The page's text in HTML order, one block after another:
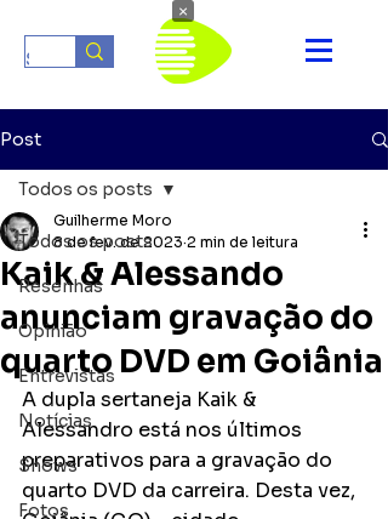
Post
Todos os posts
Resenhas
Opinião
Entrevistas
Notícias
Shows
Fotos
Todos os posts
Kaik & Alessando
anunciam gravação do
quarto DVD em Goiânia
Guilherme Moro
8 de fev. de 2023 2 min de leitura
A dupla sertaneja Kaik &
Alessandro está nos últimos
preparativos para a gravação do
quarto DVD da carreira. Desta vez,
×